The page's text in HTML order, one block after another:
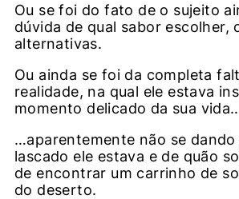
Ou se foi do fato de o sujeito
dúvida de qual sabor escolher,
alternativas.
Ou ainda se foi da completa
realidade, na qual ele estava
momento delicado da sua
…aparentemente não se
lascado ele estava e de quão
de encontrar um carrinho de
do deserto.